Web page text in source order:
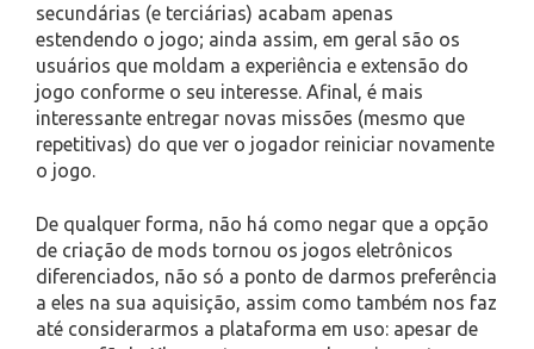
secundárias (e terciárias) acabam apenas
estendendo o jogo; ainda assim, em geral são os
usuários que moldam a experiência e extensão do
jogo conforme o seu interesse. Afinal, é mais
interessante entregar novas missões (mesmo que
repetitivas) do que ver o jogador reiniciar novamente
o jogo.
De qualquer forma, não há como negar que a opção
de criação de mods tornou os jogos eletrônicos
diferenciados, não só a ponto de darmos preferência
a eles na sua aquisição, assim como também nos faz
até considerarmos a plataforma em uso: apesar de